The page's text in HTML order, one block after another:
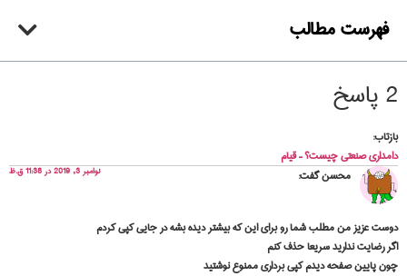
فهرست مطالب
2 پاسخ
بازتاب:
دامداری صنعتی چیست؟ – قیام
محسنگفت: نوامبر 3, 2019 در 11:38 ق.ظ
دوست عزیز من مطلب شما رو برای این که بیشتر دیده بشه در جایی کپی کردم
اگر رضایت ندارید سریعا حذف کنم
چون پایین صفحه دیدم کپی برداری ممنوع نوشتید